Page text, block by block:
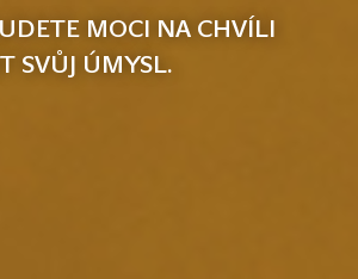
MOCI NA CHVÍLI
SVŮJ ÚMYSL.